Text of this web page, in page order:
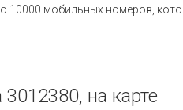
10000 мобильных номеров,
на карте